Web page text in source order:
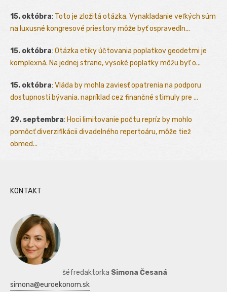
15. októbra: Toto je zložitá otázka. Vynakladanie veľkých súm
na luxusné kongresové priestory môže byť ospravedln...
15. októbra: Otázka etiky účtovania poplatkov geodetmi je
komplexná. Na jednej strane, vysoké poplatky môžu byť o...
15. októbra: Vláda by mohla zaviesť opatrenia na podporu
dostupnosti bývania, napríklad cez finančné stimuly pre ...
29. septembra: Hoci limitovanie počtu repríz by mohlo
pomôcť diverzifikácii divadelného repertoáru, môže tiež
obmed...
KONTAKT
šéfredaktorka Simona Česaná
simona@euroekonom.sk